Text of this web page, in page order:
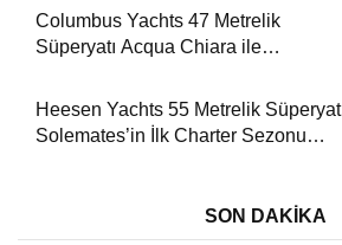
Columbus Yachts 47 Metrelik
Süperyatı Acqua Chiara ile
Heesen Yachts 55 Metrelik Süperyat
Solemates’in İlk Charter Sezonu
SON DAKİKA